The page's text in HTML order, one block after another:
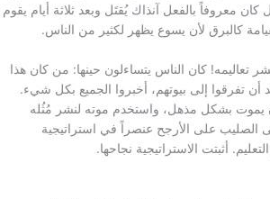
كان معروفاً بالفعل آنذاك يُقتَل وبعد ثلاثة أيام يقوم
كالبرق لأن يسوع يظهر لكثير من الناس.
تعاليمه! كان الناس يتساءلون حينها: من كان هذا
أن تفرقوا إلى بيوتهم، أخبروا الجميع بكل شيء.
بشكل مذهل، واستخدم موته لنشر مُثُله
الصليب على الأرجح عنصراً في استراتيجية
أثبتت الاستراتيجية نجاحها.